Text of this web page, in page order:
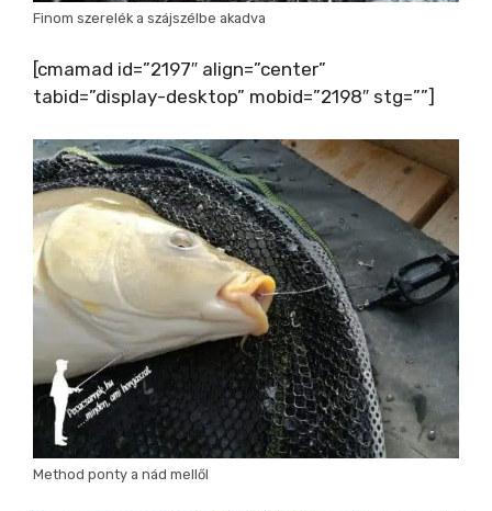
Finom szerelék a szájszélbe akadva
[cmamad id=”2197″ align=”center”
tabid=”display-desktop” mobid=”2198″ stg=””]
Method ponty a nád mellől